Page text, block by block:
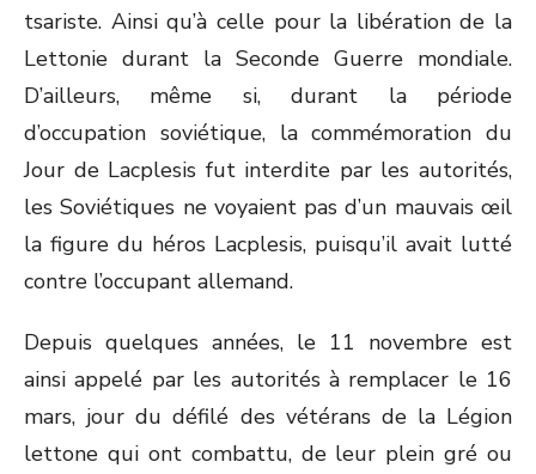
tsariste. Ainsi qu’à celle pour la libération de la
Lettonie durant la Seconde Guerre mondiale.
D’ailleurs, même si, durant la période
d’occupation soviétique, la commémoration du
Jour de Lacplesis fut interdite par les autorités,
les Soviétiques ne voyaient pas d’un mauvais œil
la figure du héros Lacplesis, puisqu’il avait lutté
contre l’occupant allemand.
Depuis quelques années, le 11 novembre est
ainsi appelé par les autorités à remplacer le 16
mars, jour du défilé des vétérans de la Légion
lettone qui ont combattu, de leur plein gré ou